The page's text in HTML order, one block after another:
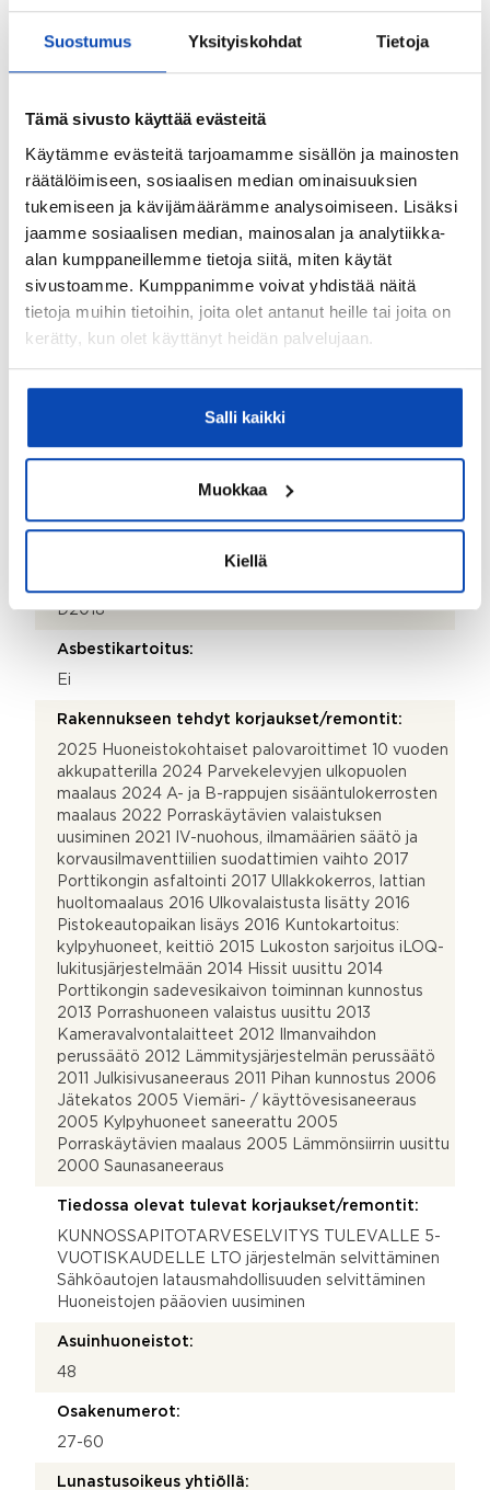
Suostumus Yksityiskohdat Tietoja
Tämä sivusto käyttää evästeitä
Käytämme evästeitä tarjoamamme sisällön ja mainosten
räätälöimiseen, sosiaalisen median ominaisuuksien
tukemiseen ja kävijämäärämme analysoimiseen. Lisäksi
jaamme sosiaalisen median, mainosalan ja analytiikka-
alan kumppaneillemme tietoja siitä, miten käytät
sivustoamme. Kumppanimme voivat yhdistää näitä
tietoja muihin tietoihin, joita olet antanut heille tai joita on
kerätty, kun olet käyttänyt heidän palvelujaan.
Salli kaikki
Muokkaa
Kiellä
Taloyhtiössä sauna:
Kyllä
Taloyhtiössä on:
Kaapeli-tv, kuivaushuone, pesutupa, väestönsuoja,
urheiluvälinevarasto ja huoneistokohtainen varasto
Sähköpistokepaikkoja:
D2018
Asbestikartoitus:
Ei
Rakennukseen tehdyt korjaukset/remontit:
2025 Huoneistokohtaiset palovaroittimet 10 vuoden
akkupatterilla 2024 Parvekelevyjen ulkopuolen
maalaus 2024 A- ja B-rappujen sisääntulokerrosten
maalaus 2022 Porraskäytävien valaistuksen
uusiminen 2021 IV-nuohous, ilmamäärien säätö ja
korvausilmaventtiilien suodattimien vaihto 2017
Porttikongin asfaltointi 2017 Ullakkokerros, lattian
huoltomaalaus 2016 Ulkovalaistusta lisätty 2016
Pistokeautopaikan lisäys 2016 Kuntokartoitus:
kylpyhuoneet, keittiö 2015 Lukoston sarjoitus iLOQ-
lukitusjärjestelmään 2014 Hissit uusittu 2014
Porttikongin sadevesikaivon toiminnan kunnostus
2013 Porrashuoneen valaistus uusittu 2013
Kameravalvontalaitteet 2012 Ilmanvaihdon
perussäätö 2012 Lämmitysjärjestelmän perussäätö
2011 Julkisivusaneeraus 2011 Pihan kunnostus 2006
Jätekatos 2005 Viemäri- / käyttövesisaneeraus
2005 Kylpyhuoneet saneerattu 2005
Porraskäytävien maalaus 2005 Lämmönsiirrin uusittu
2000 Saunasaneeraus
Tiedossa olevat tulevat korjaukset/remontit:
KUNNOSSAPITOTARVESELVITYS TULEVALLE 5-
VUOTISKAUDELLE LTO järjestelmän selvittäminen
Sähköautojen latausmahdollisuuden selvittäminen
Huoneistojen pääovien uusiminen
Asuinhuoneistot:
48
Osakenumerot:
27-60
Lunastusoikeus yhtiöllä: